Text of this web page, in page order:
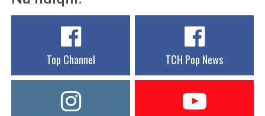
Top Channel TCH Pop News